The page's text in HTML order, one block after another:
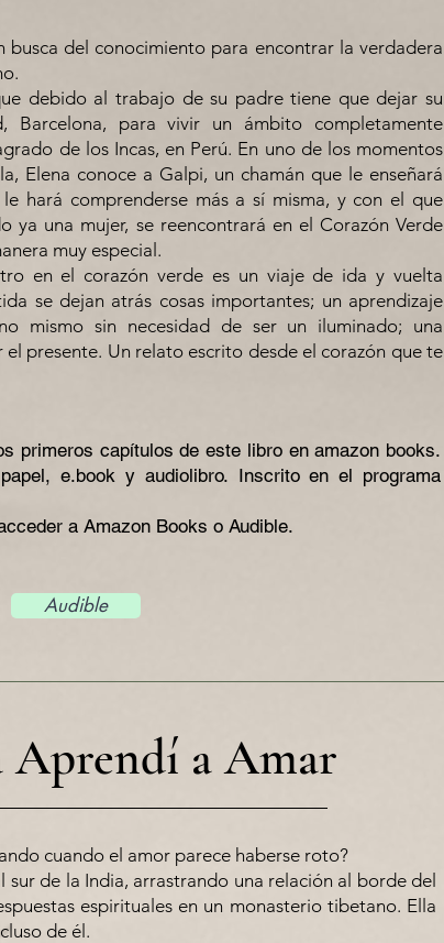
busca del conocimiento para encontrar la verdadera
debido al trabajo de su padre tiene que dejar su
Barcelona, para vivir un ámbito completamente
de los Incas, en Perú. En uno de los momentos
Elena conoce a Galpi, un chamán que le enseñará
le hará comprenderse más a sí misma, y con el que
ya una mujer, se reencontrará en el Corazón Verde
muy especial.
en el corazón verde es un viaje de ida y vuelta
se dejan atrás cosas importantes; un aprendizaje
mismo sin necesidad de ser un iluminado; una
el presente. Un relato escrito desde el corazón que te
primeros capítulos de este libro en amazon books.
e.book y audiolibro. Inscrito en el programa
a Amazon Books o Audible.
Audible
Aprendí a Amar
cuando el amor parece haberse roto?
sur de la India, arrastrando una relación al borde del
espirituales en un monasterio tibetano. Ella
de él.